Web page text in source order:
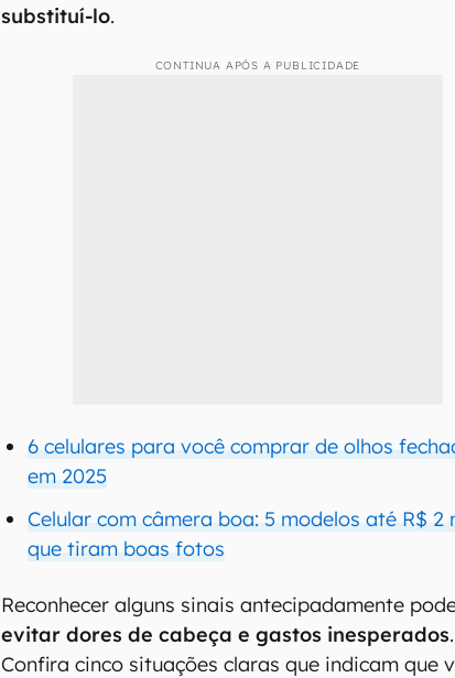
substituí-lo.
CONTINUA APÓS A PUBLICIDADE
6 celulares para você comprar de olhos
em 2025
Celular com câmera boa: 5 modelos até R$ 2
que tiram boas fotos
Reconhecer alguns sinais antecipadamente
evitar dores de cabeça e gastos inesperados.
Confira cinco situações claras que indicam que